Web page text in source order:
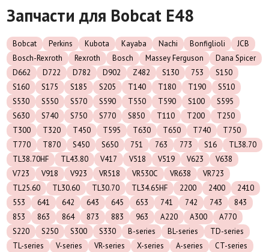
Запчасти для Bobcat E48
Bobcat Perkins Kubota Kayaba Nachi Bonfiglioli
JCB
Bosch-Rexroth
Rexroth Bosch Massey Ferguson
Dana Spicer
D662
D722 D782 D902 Z482 S130 753
S150
S160
S175 S185 S205 T140 T180 T190
S510
S530
S550 S570 S590 T550 T590 S100
S595
S630
S740 S750 S770 S850 T110 T200
T250
T300
T320 T450 T595 T630 T650 T740
T750
T770
T870 S450 S650 751 763 773 S16
TL38.70
TL38.70HF
TL43.80 V417 V518 V519 V623
V638
V723
V918 V923 VR518 VR530C VR638
VR723
TL25.60
TL30.60 TL30.70 TL34.65HF 2200 2400
2410
553
641 642 643 645 653 741 742 743
843
853
863 864 873 883 963 A220 A300
A770
S220
S250 S300 S330 B-series BL-series
TD-series
TL-series
V-series VR-series X-series A-series
CT-series